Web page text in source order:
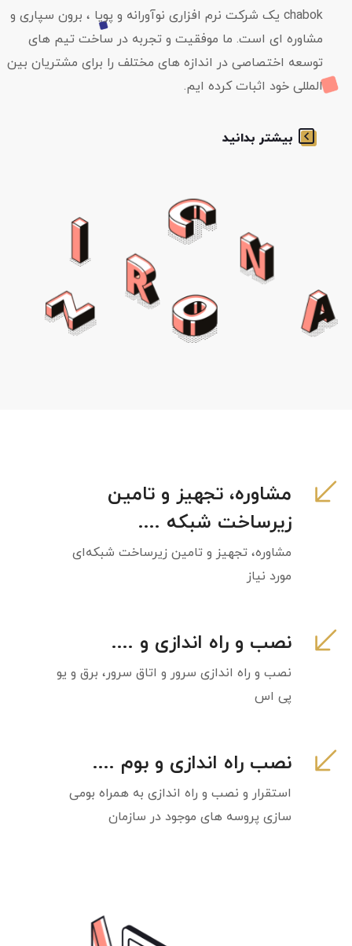
chabok یک شرکت نرم افزاری نوآورانه و پویا ، برون سپاری و
مشاوره ای است. ما موفقیت و تجربه در ساخت تیم های
توسعه اختصاصی در اندازه های مختلف را برای مشتریان بین
المللی خود اثبات کرده ایم.
بیشتر بدانید
مشاوره، تجهیز و تامین
زیرساخت شبکه‌ ....
مشاوره، تجهیز و تامین زیرساخت شبکه‌ای
مورد نیاز
نصب و راه اندازی و ....
نصب و راه اندازی سرور و اتاق سرور، برق و یو
پی اس
نصب راه اندازی و بوم ....
استقرار و نصب و راه اندازی به همراه بومی
سازی پروسه های موجود در سازمان